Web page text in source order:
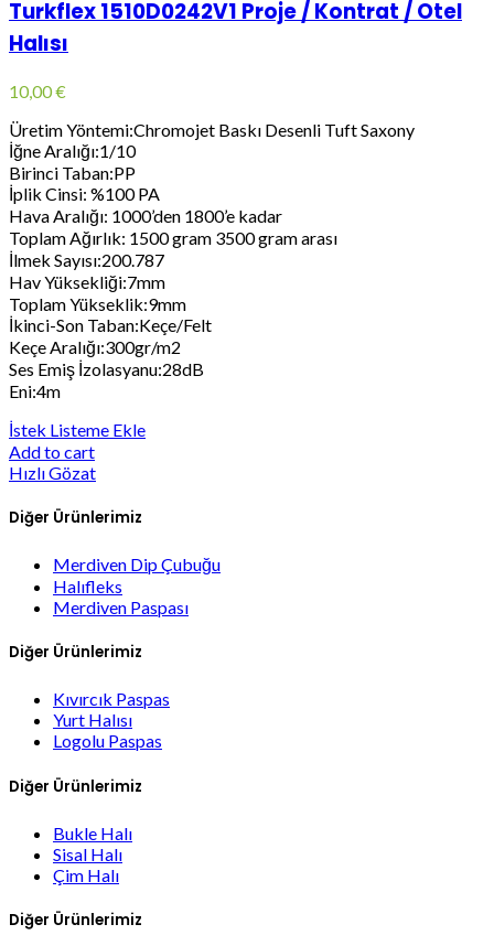
Turkflex 1510D0242V1 Proje / Kontrat / Otel
Halısı
10,00€
Üretim Yöntemi:Chromojet Baskı Desenli Tuft Saxony
İğne Aralığı:1/10
Birinci Taban:PP
İplik Cinsi: %100 PA
Hava Aralığı: 1000’den 1800’e kadar
Toplam Ağırlık: 1500 gram 3500 gram arası
İlmek Sayısı:200.787
Hav Yüksekliği:7mm
Toplam Yükseklik:9mm
İkinci-Son Taban:Keçe/Felt
Keçe Aralığı:300gr/m2
Ses Emiş İzolasyanu:28dB
Eni:4m
İstek Listeme Ekle
Add to cart
Hızlı Gözat
Diğer Ürünlerimiz
Merdiven Dip Çubuğu
Halıfleks
Merdiven Paspası
Diğer Ürünlerimiz
Kıvırcık Paspas
Yurt Halısı
Logolu Paspas
Diğer Ürünlerimiz
Bukle Halı
Sisal Halı
Çim Halı
Diğer Ürünlerimiz